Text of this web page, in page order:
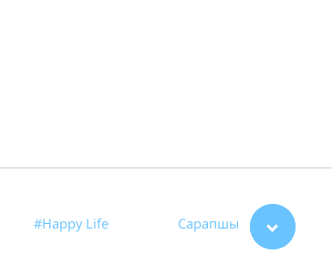
#Happy Life Сарапшы